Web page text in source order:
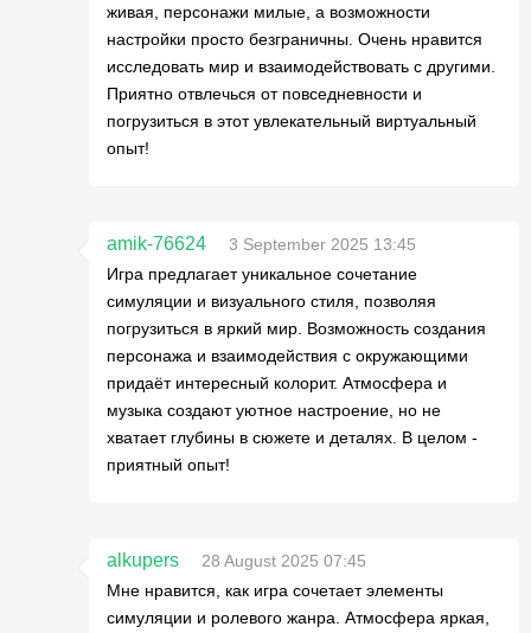
живая, персонажи милые, а возможности
настройки просто безграничны. Очень нравится
исследовать мир и взаимодействовать с другими.
Приятно отвлечься от повседневности и
погрузиться в этот увлекательный виртуальный
опыт!
amik-76624
3 September 2025 13:45
Игра предлагает уникальное сочетание
симуляции и визуального стиля, позволяя
погрузиться в яркий мир. Возможность создания
персонажа и взаимодействия с окружающими
придаёт интересный колорит. Атмосфера и
музыка создают уютное настроение, но не
хватает глубины в сюжете и деталях. В целом -
приятный опыт!
alkupers
28 August 2025 07:45
Мне нравится, как игра сочетает элементы
симуляции и ролевого жанра. Атмосфера яркая,